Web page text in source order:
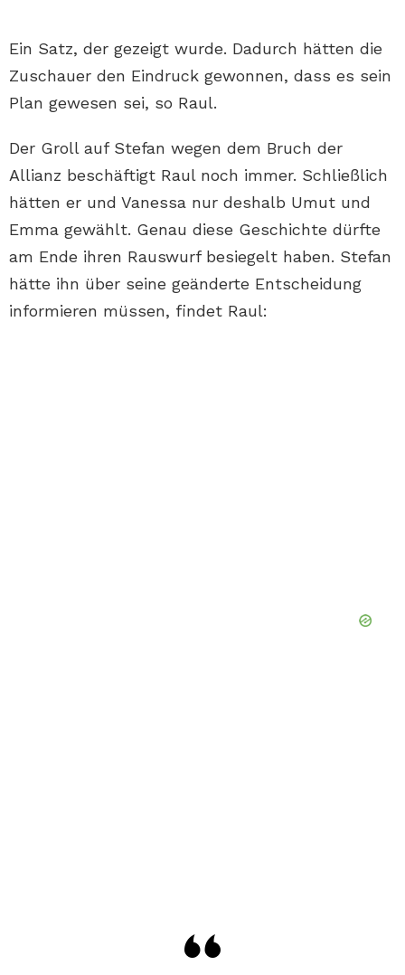
Ein Satz, der gezeigt wurde. Dadurch hätten die
Zuschauer den Eindruck gewonnen, dass es sein
Plan gewesen sei, so Raul.
Der Groll auf Stefan wegen dem Bruch der
Allianz beschäftigt Raul noch immer. Schließlich
hätten er und Vanessa nur deshalb Umut und
Emma gewählt. Genau diese Geschichte dürfte
am Ende ihren Rauswurf besiegelt haben. Stefan
hätte ihn über seine geänderte Entscheidung
informieren müssen, findet Raul: